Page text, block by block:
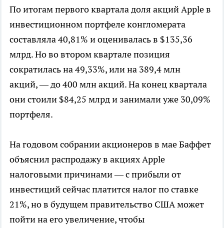
По итогам первого квартала доля акций Apple в
инвестиционном портфеле конгломерата
составляла 40,81% и оценивалась в $135,36
млрд. Но во втором квартале позиция
сократилась на 49,33%, или на 389,4 млн
акций, — до 400 млн акций. На конец квартала
они стоили $84,25 млрд и занимали уже 30,09%
портфеля.
На годовом собрании акционеров в мае Баффет
объяснил распродажу в акциях Apple
налоговыми причинами — с прибыли от
инвестиций сейчас платится налог по ставке
21%, но в будущем правительство США может
пойти на его увеличение, чтобы